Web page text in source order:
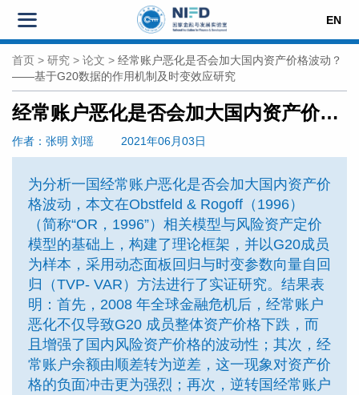
EN
首页 > 研究 > 论文 > 经常账户恶化是否会加大国内资产价格波动？
——基于G20数据的作用机制及时变效应研究
经常账户恶化是否会加大国内资产价格波动？——基于G20数据的作用机制及时变效应研究
作者 ：张明 刘瑶 2021年06月03日
为分析一国经常账户恶化是否会加大国内资产价
格波动，本文在Obstfeld & Rogoff（1996）
（简称“OR，1996”）相关模型与风险资产定价
模型的基础上，构建了理论框架，并以G20成员
为样本，采用动态面板回归与时变参数向量自回
归（TVP- VAR）方法进行了实证研究。结果表
明：首先，2008 年全球金融危机后，经常账户
恶化不仅导致G20 成员整体资产价格下跌，而
且增强了国内风险资产价格的波动性；其次，经
常账户余额由顺差转为逆差，这一现象对资产价
格的负面冲击更为强烈；再次，逆转国经常账户